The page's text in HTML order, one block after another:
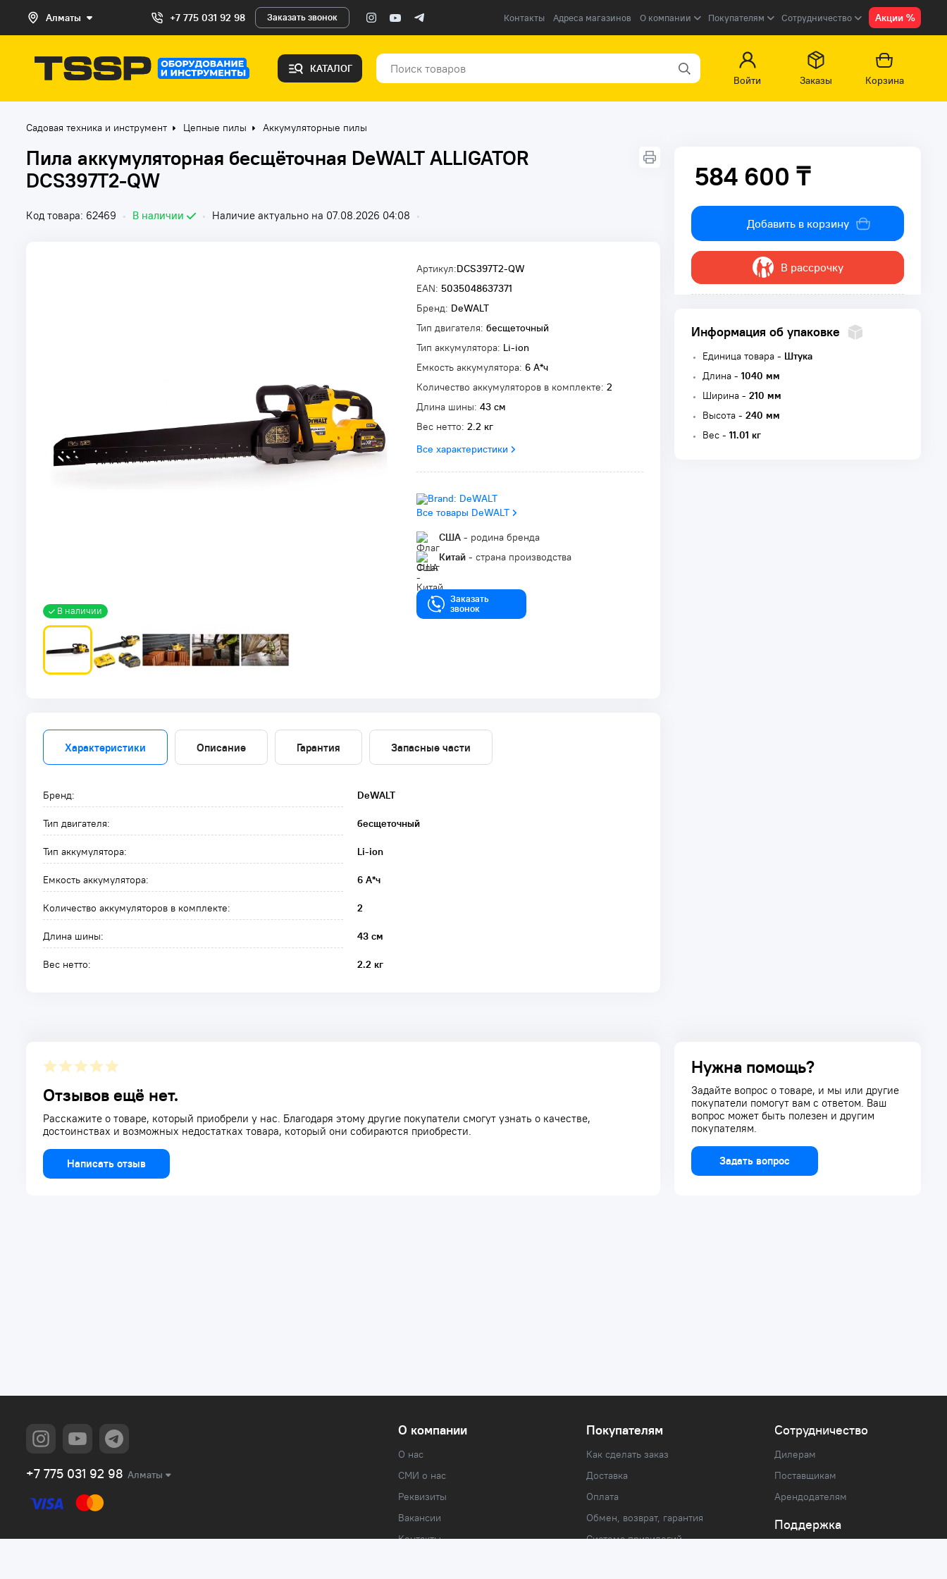
Алматы +7 775 031 92 98 Заказать звонок Контакты Адреса магазинов О компании Покупателям Сотрудничество Акции %
КАТАЛОГ
Войти
Заказы Корзина
Садовая техника и инструмент Цепные пилы Аккумуляторные пилы
Пила аккумуляторная бесщёточная DeWALT ALLIGATOR
DCS397T2-QW
Код товара: 62469 • В наличии • Наличие актуально на 07.08.2026 04:08 •
В наличии
Артикул:DCS397T2-QW
EAN: 5035048637371
Бренд: DeWALT
Тип двигателя: бесщеточный
Тип аккумулятора: Li-ion
Емкость аккумулятора: 6 А*ч
Количество аккумуляторов в комплекте: 2
Длина шины: 43 см
Вес нетто: 2.2 кг
Все характеристики
Все товары DeWALT
США - родина бренда
Китай - страна производства
Заказать
звонок
584 600 ₸
584 600 ₸
Добавить в корзину
В рассрочку
Информация об упаковке
Единица товара - Штука
Длина - 1040 мм
Ширина - 210 мм
Высота - 240 мм
Вес - 11.01 кг
Характеристики Описание Гарантия Запасные части
Бренд: DeWALT
Тип двигателя: бесщеточный
Тип аккумулятора: Li-ion
Емкость аккумулятора: 6 А*ч
Количество аккумуляторов в комплекте: 2
Длина шины: 43 см
Вес нетто: 2.2 кг
Отзывов ещё нет.
Расскажите о товаре, который приобрели у нас. Благодаря этому другие покупатели смогут узнать о качестве,
достоинствах и возможных недостатках товара, который они собираются приобрести.
Написать отзыв
Нужна помощь?
Задайте вопрос о товаре, и мы или другие
покупатели помогут вам с ответом. Ваш
вопрос может быть полезен и другим
покупателям.
Задать вопрос
+7 775 031 92 98 Алматы
О компании
О нас
СМИ о нас
Реквизиты
Вакансии
Контакты
Покупателям
Как сделать заказ
Доставка
Оплата
Обмен, возврат, гарантия
Система привилегий
Сотрудничество
Дилерам
Поставщикам
Арендодателям
Поддержка